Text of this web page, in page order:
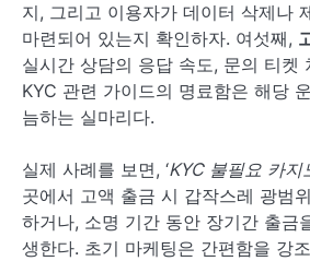
지, 그리고 이용자가 데이터 삭제나
마련되어 있는지 확인하자. 여섯째,
실시간 상담의 응답 속도, 문의 티켓
KYC 관련 가이드의 명료함은 해당
늠하는 실마리다.
실제 사례를 보면, ‘KYC 불필요 카지
곳에서 고액 출금 시 갑작스레 광범
하거나, 소명 기간 동안 장기간 출금
생한다. 초기 마케팅은 간편함을 강